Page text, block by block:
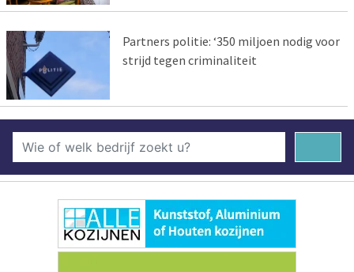
Partners politie: ‘350 miljoen nodig voor
strijd tegen criminaliteit